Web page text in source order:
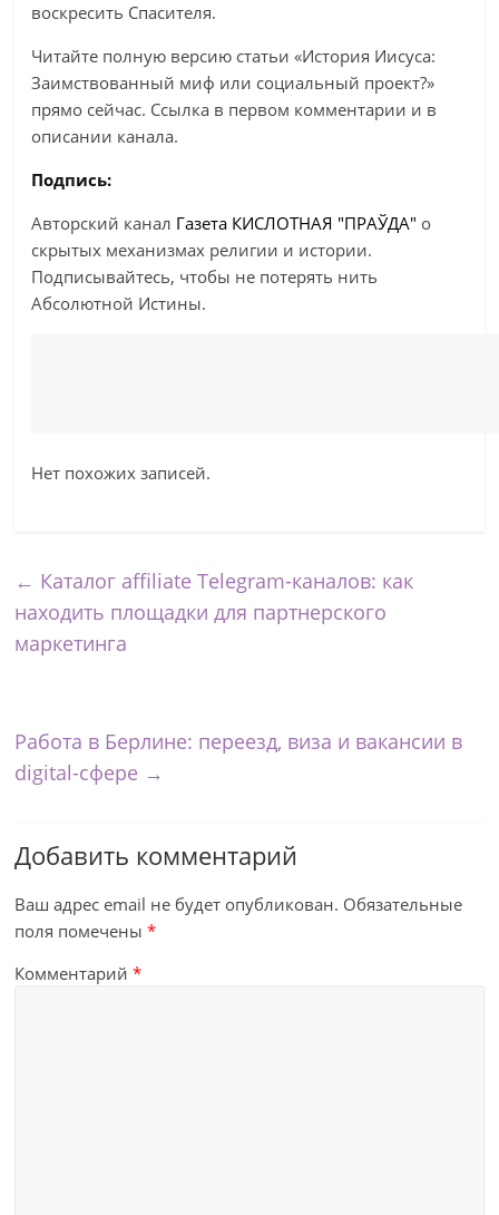
воскресить Спасителя.
Читайте полную версию статьи «История Иисуса:
Заимствованный миф или социальный проект?»
прямо сейчас. Ссылка в первом комментарии и в
описании канала.
Подпись:
Авторский канал Газета КИСЛОТНАЯ "ПРАЎДА" о
скрытых механизмах религии и истории.
Подписывайтесь, чтобы не потерять нить
Абсолютной Истины.
Нет похожих записей.
← Каталог affiliate Telegram-каналов: как
находить площадки для партнерского
маркетинга
Работа в Берлине: переезд, виза и вакансии в
digital-сфере →
Добавить комментарий
Ваш адрес email не будет опубликован. Обязательные
поля помечены*
Комментарий*